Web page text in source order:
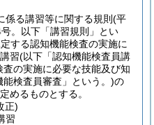
係る講習等に関する規則 (平
。以下「講習規則」とい
する認知機能検査の実施に
習(以下「認知機能検査員講
査の実施に必要な技能及び知
能検査員審査」という。)の
めるものとする。
正)
習